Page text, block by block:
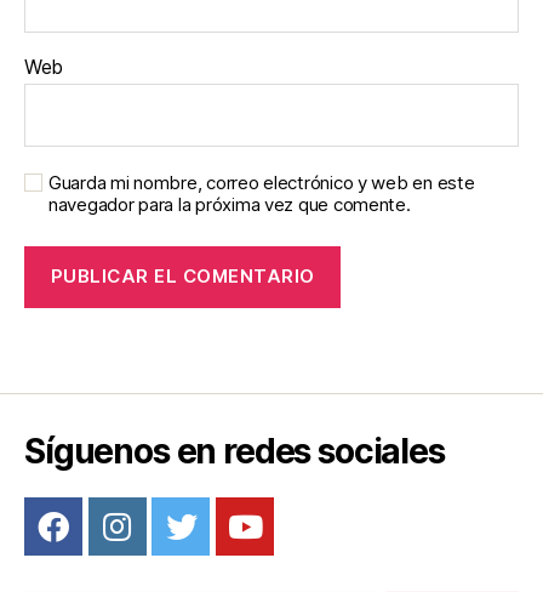
Web
Guarda mi nombre, correo electrónico y web en este
navegador para la próxima vez que comente.
Síguenos en redes sociales